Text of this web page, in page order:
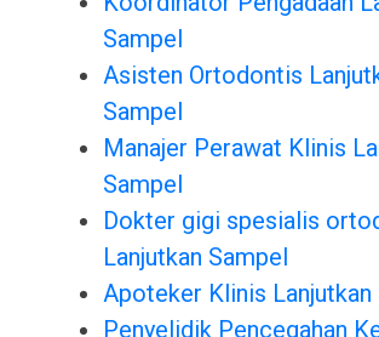
Sampel
Asisten Ortodontis
Sampel
Manajer Perawat Klinis
Sampel
Dokter gigi spesialis
Lanjutkan Sampel
Apoteker Klinis Lanjutkan
Penyelidik Pencegahan